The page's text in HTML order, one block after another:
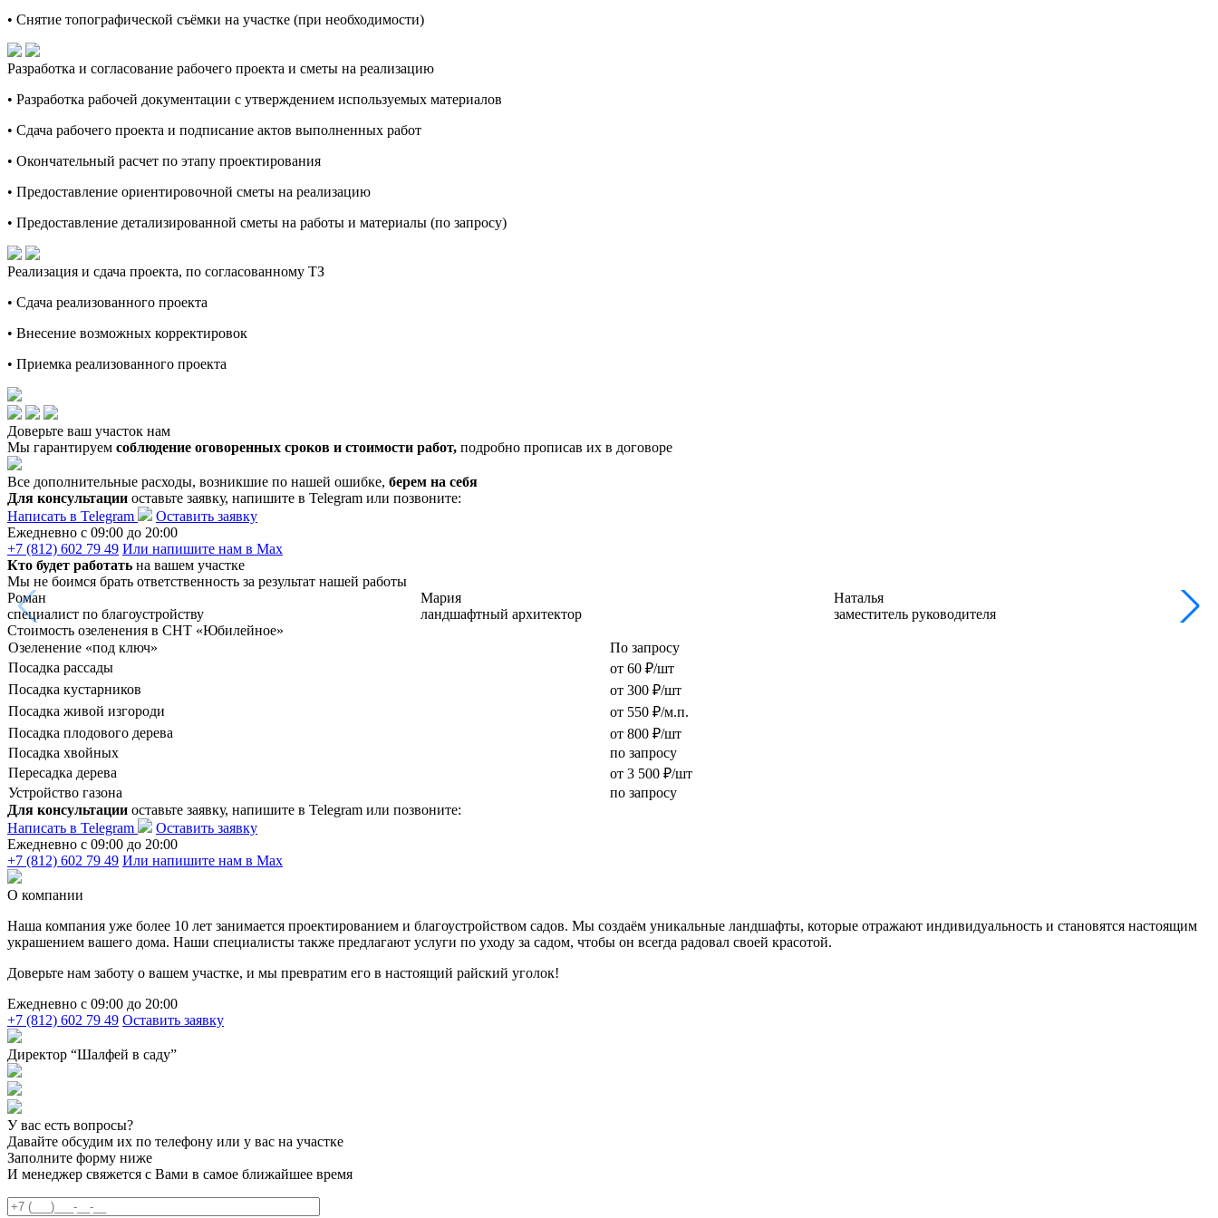
• Снятие топографической съёмки на участке (при необходимости)
Разработка и согласование рабочего проекта и сметы на реализацию
• Разработка рабочей документации с утверждением используемых материалов
• Сдача рабочего проекта и подписание актов выполненных работ
• Окончательный расчет по этапу проектирования
• Предоставление ориентировочной сметы на реализацию
• Предоставление детализированной сметы на работы и материалы (по запросу)
Реализация и сдача проекта, по согласованному ТЗ
• Сдача реализованного проекта
• Внесение возможных корректировок
• Приемка реализованного проекта
Доверьте ваш участок нам
Мы гарантируем соблюдение оговоренных сроков и стоимости работ, подробно прописав их в договоре
Все дополнительные расходы, возникшие по нашей ошибке, берем на себя
Для консультации оставьте заявку, напишите в Telegram или позвоните:
Написать в Telegram
Оставить заявку
Ежедневно c 09:00 до 20:00
+7 (812) 602 79 49 Или напишите нам в Max
Кто будет работать на вашем участке
Мы не боимся брать ответственность за результат нашей работы
Роман
специалист по благоустройству
Мария
ландшафтный архитектор
Наталья
заместитель руководителя
Стоимость озеленения в СНТ «Юбилейное»
Озеленение «под ключ»
По запросу
Посадка рассады
от 60 ₽/шт
Посадка кустарников
от 300 ₽/шт
Посадка живой изгороди
от 550 ₽/м.п.
Посадка плодового дерева
от 800 ₽/шт
Посадка хвойных
по запросу
Пересадка дерева
от 3 500 ₽/шт
Устройство газона
по запросу
Для консультации оставьте заявку, напишите в Telegram или позвоните:
Написать в Telegram
Оставить заявку
Ежедневно c 09:00 до 20:00
+7 (812) 602 79 49 Или напишите нам в Max
О компании
Наша компания уже более 10 лет занимается проектированием и благоустройством садов. Мы создаём уникальные ландшафты, которые отражают индивидуальность и становятся настоящим
украшением вашего дома. Наши специалисты также предлагают услуги по уходу за садом, чтобы он всегда радовал своей красотой.
Доверьте нам заботу о вашем участке, и мы превратим его в настоящий райский уголок!
Ежедневно c 09:00 до 20:00
+7 (812) 602 79 49 Оставить заявку
Директор “Шалфей в саду”
У вас есть вопросы?
Давайте обсудим их по телефону или у вас на участке
Заполните форму ниже
И менеджер свяжется с Вами в самое ближайшее время